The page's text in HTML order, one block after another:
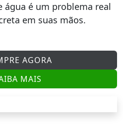
água é um problema real
em suas mãos.
AGORA
MAIS